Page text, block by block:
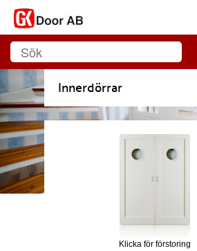
Innerdörrar
Klicka för förstoring